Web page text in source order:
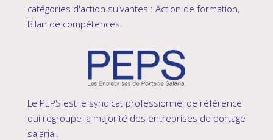
catégories d'action suivantes : Action de formation,
Bilan de compétences.
Le PEPS est le syndicat professionnel de référence
qui regroupe la majorité des entreprises de portage
salarial.